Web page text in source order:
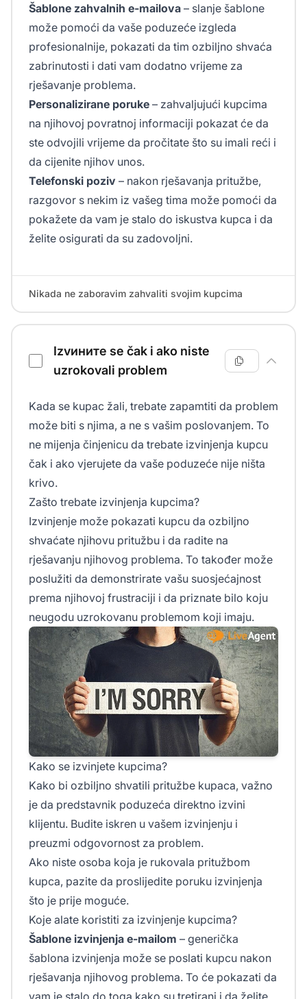
Šablone zahvalnih e-mailova – slanje šablone
može pomoći da vaše poduzeće izgleda
profesionalnije, pokazati da tim ozbiljno shvaća
zabrinutosti i dati vam dodatno vrijeme za
rješavanje problema.
Personalizirane poruke – zahvaljujući kupcima
na njihovoj povratnoj informaciji pokazat će da
ste odvojili vrijeme da pročitate što su imali reći i
da cijenite njihov unos.
Telefonski poziv – nakon rješavanja pritužbe,
razgovor s nekim iz vašeg tima može pomoći da
pokažete da vam je stalo do iskustva kupca i da
želite osigurati da su zadovoljni.
Nikada ne zaboravim zahvaliti svojim kupcima
Izvините se čak i ako niste
uzrokovali problem
Kada se kupac žali, trebate zapamtiti da problem
može biti s njima, a ne s vašim poslovanjem. To
ne mijenja činjenicu da trebate izvinjenja kupcu
čak i ako vjerujete da vaše poduzeće nije ništa
krivo.
Zašto trebate izvinjenja kupcima?
Izvinjenje može pokazati kupcu da ozbiljno
shvaćate njihovu pritužbu i da radite na
rješavanju njihovog problema. To također može
poslužiti da demonstrirate vašu suosjećajnost
prema njihovoj frustraciji i da priznate bilo koju
neugodu uzrokovanu problemom koji imaju.
Kako se izvinjete kupcima?
Kako bi ozbiljno shvatili pritužbe kupaca, važno
je da predstavnik poduzeća direktno izvini
klijentu. Budite iskren u vašem izvinjenju i
preuzmi odgovornost za problem.
Ako niste osoba koja je rukovala pritužbom
kupca, pazite da proslijedite poruku izvinjenja
što je prije moguće.
Koje alate koristiti za izvinjenje kupcima?
Šablone izvinjenja e-mailom – generička
šablona izvinjenja može se poslati kupcu nakon
rješavanja njihovog problema. To će pokazati da
vam je stalo do toga kako su tretirani i da želite